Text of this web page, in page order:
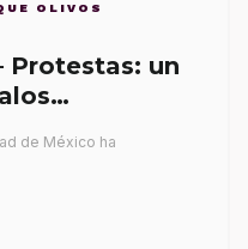
OLIVOS
Protestas: un
de México ha